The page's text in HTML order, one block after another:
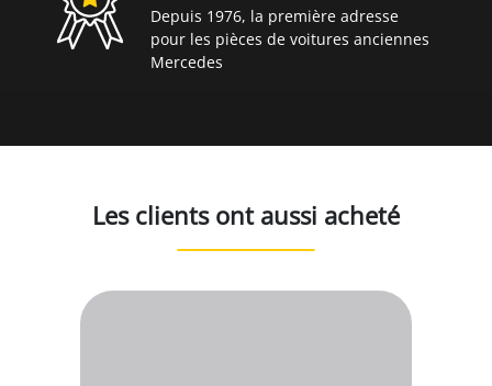
Depuis 1976, la première adresse
pour les pièces de voitures anciennes
Mercedes
Les clients ont aussi acheté